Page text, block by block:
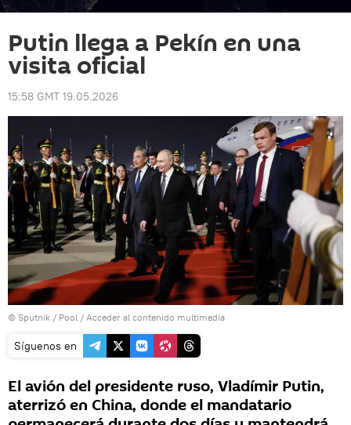
Putin llega a Pekín en una
visita oficial
15:58 GMT 19.05.2026
© Sputnik / Pool / Acceder al contenido multimedia
Síguenos en
El avión del presidente ruso, Vladímir Putin,
aterrizó en China, donde el mandatario